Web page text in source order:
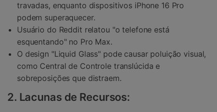
travadas, enquanto dispositivos iPhone 16 Pro
podem superaquecer.
Usuário do Reddit relatou "o telefone está
esquentando" no Pro Max.
O design "Liquid Glass" pode causar poluição visual,
como Central de Controle translúcida e
sobreposições que distraem.
2. Lacunas de Recursos: